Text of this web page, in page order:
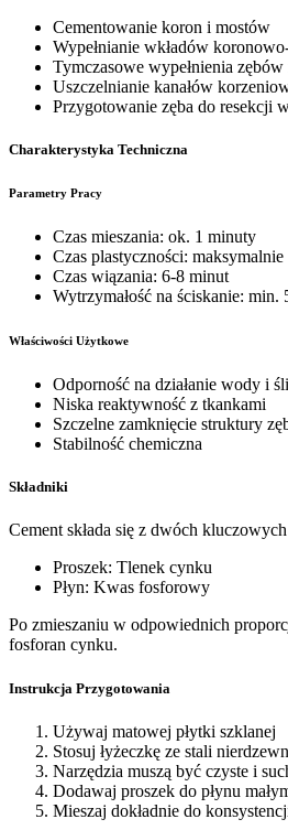
Cementowanie koron i mostów
Wypełnianie wkładów
Tymczasowe wypełnienia
Uszczelnianie kanałów
Przygotowanie zęba do resekcji
Charakterystyka Techniczna
Parametry Pracy
Czas mieszania: ok. 1 minuty
Czas plastyczności:
Czas wiązania: 6-8 minut
Wytrzymałość na ściskanie: min.
Właściwości Użytkowe
Odporność na działanie wody i
Niska reaktywność z tkankami
Szczelne zamknięcie struktury
Stabilność chemiczna
Składniki
Cement składa się z dwóch
Proszek: Tlenek cynku
Płyn: Kwas fosforowy
Po zmieszaniu w odpowiednich
fosforan cynku.
Instrukcja Przygotowania
Używaj matowej płytki szklanej
Stosuj łyżeczkę ze stali
Narzędzia muszą być czyste i
Dodawaj proszek do płynu
Mieszaj dokładnie do